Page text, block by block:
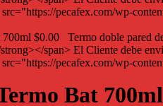
Bat 700ml